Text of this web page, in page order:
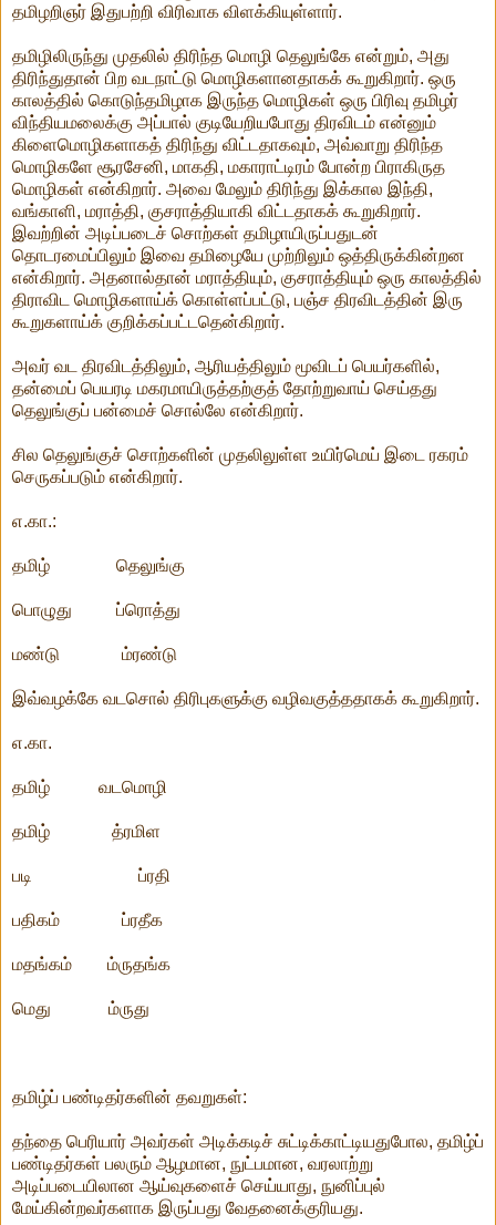
தமிழறிஞர் இதுபற்றி விரிவாக விளக்கியுள்ளார்.
தமிழிலிருந்து முதலில் திரிந்த மொழி தெலுங்கே என்றும், அது
திரிந்துதான் பிற வடநாட்டு மொழிகளானதாகக் கூறுகிறார். ஒரு
காலத்தில் கொடுந்தமிழாக இருந்த மொழிகள் ஒரு பிரிவு தமிழர்
விந்தியமலைக்கு அப்பால் குடியேறியபோது திரவிடம் என்னும்
கிளைமொழிகளாகத் திரிந்து விட்டதாகவும், அவ்வாறு திரிந்த
மொழிகளே சூரசேனி, மாகதி, மகாராட்டிரம் போன்ற பிராகிருத
மொழிகள் என்கிறார். அவை மேலும் திரிந்து இக்கால இந்தி,
வங்காளி, மராத்தி, குசராத்தியாகி விட்டதாகக் கூறுகிறார்.
இவற்றின் அடிப்படைச் சொற்கள் தமிழாயிருப்பதுடன்
தொடரமைப்பிலும் இவை தமிழையே முற்றிலும் ஒத்திருக்கின்றன
என்கிறார். அதனால்தான் மராத்தியும், குசராத்தியும் ஒரு காலத்தில்
திராவிட மொழிகளாய்க் கொள்ளப்பட்டு, பஞ்ச திரவிடத்தின் இரு
கூறுகளாய்க் குறிக்கப்பட்டதென்கிறார்.
அவர் வட திரவிடத்திலும், ஆரியத்திலும் மூவிடப் பெயர்களில்,
தன்மைப் பெயரடி மகரமாயிருத்தற்குத் தோற்றுவாய் செய்தது
தெலுங்குப் பன்மைச் சொல்லே என்கிறார்.
சில தெலுங்குச் சொற்களின் முதலிலுள்ள உயிர்மெய் இடை ரகரம்
செருகப்படும் என்கிறார்.
எ.கா.:
தமிழ் தெலுங்கு
பொழுது ப்ரொத்து
மண்டு ம்ரண்டு
இவ்வழக்கே வடசொல் திரிபுகளுக்கு வழிவகுத்ததாகக் கூறுகிறார்.
எ.கா.
தமிழ் வடமொழி
தமிழ் த்ரமிள
படி ப்ரதி
பதிகம் ப்ரதீக
மதங்கம் ம்ருதங்க
மெது ம்ருது
தமிழ்ப் பண்டிதர்களின் தவறுகள்:
தந்தை பெரியார் அவர்கள் அடிக்கடிச் சுட்டிக்காட்டியதுபோல, தமிழ்ப்
பண்டிதர்கள் பலரும் ஆழமான, நுட்பமான, வரலாற்று
அடிப்படையிலான ஆய்வுகளைச் செய்யாது, நுனிப்புல்
மேய்கின்றவர்களாக இருப்பது வேதனைக்குரியது.